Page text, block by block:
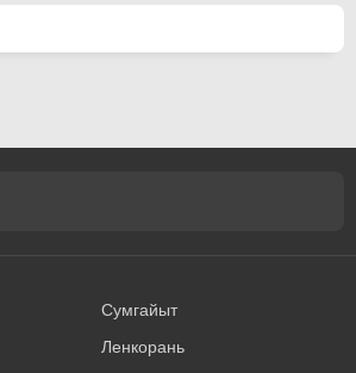
Сумгайыт
Ленкорань